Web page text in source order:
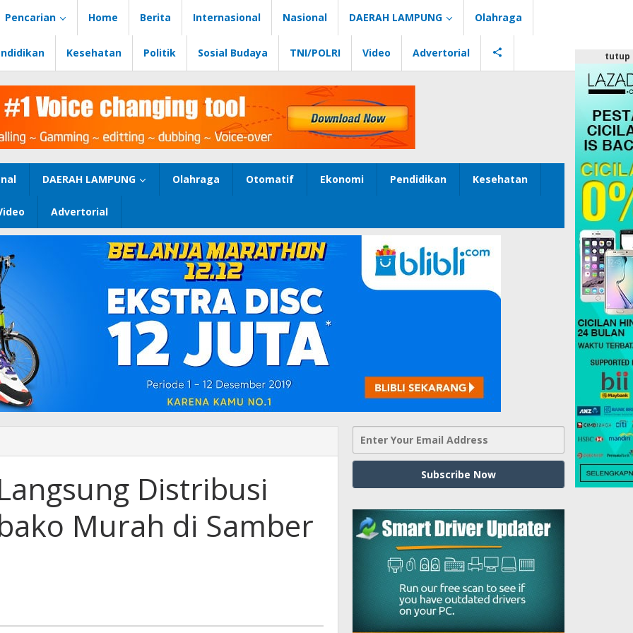
Pencarian Home Berita Internasional Nasional DAERAH LAMPUNG Olahraga
Kesehatan Politik Sosial Budaya TNI/POLRI Video Advertorial
DAERAH LAMPUNG Olahraga Otomatif Ekonomi Pendidikan Kesehatan
Advertorial
tutup
Distribusi
Murah di Samber